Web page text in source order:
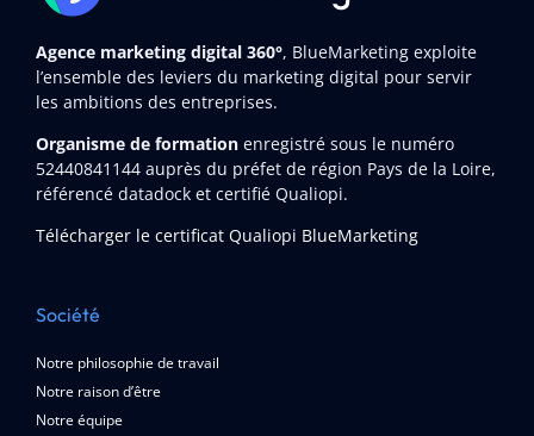
Agence marketing digital 360°, BlueMarketing exploite
l’ensemble des leviers du marketing digital pour servir
les ambitions des entreprises.
Organisme de formation enregistré sous le numéro
52440841144auprès du préfet de région Pays de la Loire,
référencé datadock et certifié Qualiopi.
Télécharger le certificat Qualiopi BlueMarketing
Société
Notre philosophie de travail
Notre raison d’être
Notre équipe